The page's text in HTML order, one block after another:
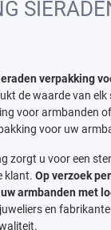
verpakking
de waarde van elk
voor armbanden
voor uw
zorgt u voor een
klant. Op verzoek
armbanden met
en